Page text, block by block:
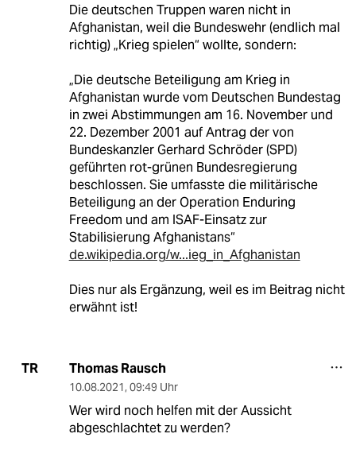
Die deutschen Truppen waren nicht in
Afghanistan, weil die Bundeswehr (endlich mal
richtig) „Krieg spielen“ wollte, sondern:
„Die deutsche Beteiligung am Krieg in
Afghanistan wurde vom Deutschen Bundestag
in zwei Abstimmungen am 16. November und
22. Dezember 2001 auf Antrag der von
Bundeskanzler Gerhard Schröder (SPD)
geführten rot-grünen Bundesregierung
beschlossen. Sie umfasste die militärische
Beteiligung an der Operation Enduring
Freedom und am ISAF-Einsatz zur
Stabilisierung Afghanistans“
de.wikipedia.org/w...ieg_in_Afghanistan
Dies nur als Ergänzung, weil es im Beitrag nicht
erwähnt ist!
TR Thomas Rausch
10.08.2021, 09:49 Uhr
Wer wird noch helfen mit der Aussicht
abgeschlachtet zu werden?